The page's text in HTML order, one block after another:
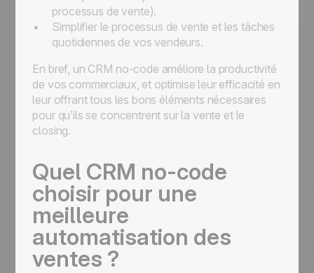
processus de vente).
Simplifier le processus de vente et les tâches
quotidiennes de vos vendeurs.
En bref, un CRM no-code améliore la productivité
de vos commerciaux, et optimise leur efficacité en
leur offrant tous les bons éléments nécessaires
pour qu’ils se concentrent sur la vente et le
closing.
Quel CRM no-code
choisir pour une
meilleure
automatisation des
ventes ?